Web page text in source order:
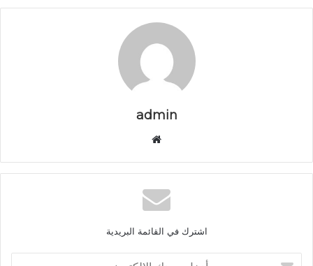
admin
ق
ع
ا
ي
اشترك في القائمة البريدية